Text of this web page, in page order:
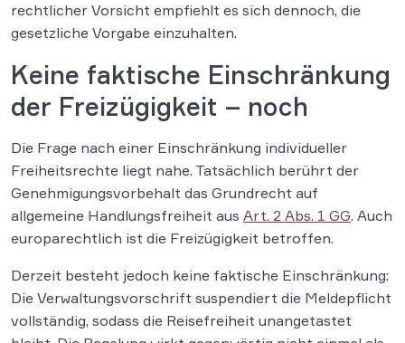
rechtlicher Vorsicht empfiehlt es sich dennoch, die
gesetzliche Vorgabe einzuhalten.
Keine faktische Einschränkung
der Freizügigkeit – noch
Die Frage nach einer Einschränkung individueller
Freiheitsrechte liegt nahe. Tatsächlich berührt der
Genehmigungsvorbehalt das Grundrecht auf
allgemeine Handlungsfreiheit aus Art. 2 Abs. 1 GG. Auch
europarechtlich ist die Freizügigkeit betroffen.
Derzeit besteht jedoch keine faktische Einschränkung:
Die Verwaltungsvorschrift suspendiert die Meldepflicht
vollständig, sodass die Reisefreiheit unangetastet